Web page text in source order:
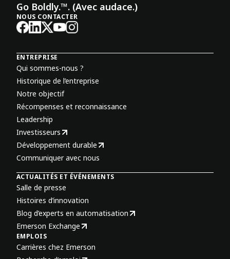
Go Boldly.™. (Avec audace.)
NOUS CONTACTER
ENTREPRISE
Qui sommes-nous ?
Historique de l’entreprise
Notre objectif
Récompenses et reconnaissance
Leadership
Investisseurs
Développement durable
Communiquer avec nous
ACTUALITÉS ET ÉVÉNEMENTS
Salle de presse
Histoires d’innovation
Blog d’experts en automatisation
Emerson Exchange
EMPLOIS
Carrières chez Emerson